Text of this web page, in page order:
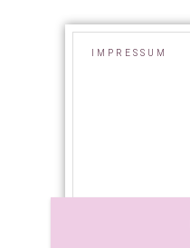
IMPRESSUM